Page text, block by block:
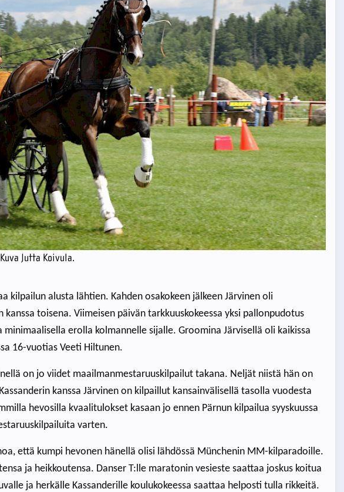
Jutta Koivula.
kilpailun alusta lähtien. Kahden osakokeen jälkeen Järvinen oli
kanssa toisena. Viimeisen päivän tarkkuuskokeessa yksi pallonpudotus
erolla kolmannelle sijalle. Groomina Järvisellä oli kaikissa
16-vuotias Veeti Hiltunen.
on jo viidet maailmanmestaruuskilpailut takana. Neljät niistä hän on
kanssa Järvinen on kilpaillut kansainvälisellä tasolla vuodesta
hevosilla kvaalitulokset kasaan jo ennen Pärnun kilpailua syyskuussa
varten.
että kumpi hevonen hänellä olisi lähdössä Münchenin MM-kilparadoille.
ja heikkoutensa. Danser T:lle maratonin vesieste saattaa joskus koitua
ja herkälle Kassanderille koulukokeessa saattaa helposti tulla rikkeitä.